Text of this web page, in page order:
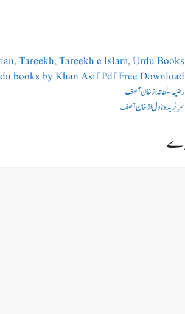
Categories
,Tareekh,Tareekh e Islam,Urdu Books
Tags
books by Khan Asif Pdf Free Download
رضیہ سلطانہ از خان آصف
سربُریدہ ناول از خان آصف